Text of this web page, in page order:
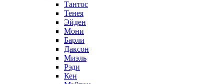
Тантос
Тенея
Эйден
Мони
Барли
Даксон
Миэль
Рэди
Кен